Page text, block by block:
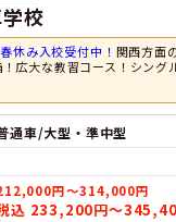
校
休み入校受付中！ 関西方面
広大な教習コース！シング
通車/大型・準中型
円～314,000円
込 233,200円～